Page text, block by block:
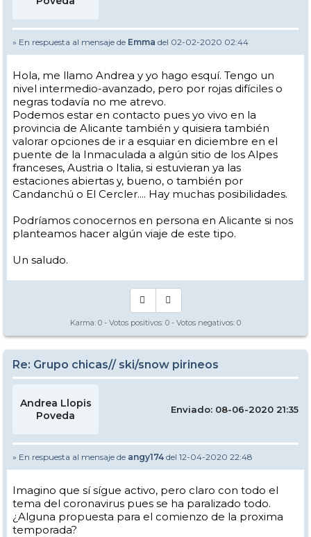
» En respuesta al mensaje de Emma del 02-02-2020 02:44
Hola, me llamo Andrea y yo hago esquí. Tengo un
nivel intermedio-avanzado, pero por rojas difíciles o
negras todavía no me atrevo.
Podemos estar en contacto pues yo vivo en la
provincia de Alicante también y quisiera también
valorar opciones de ir a esquiar en diciembre en el
puente de la Inmaculada a algún sitio de los Alpes
franceses, Austria o Italia, si estuvieran ya las
estaciones abiertas y, bueno, o también por
Candanchú o El Cercler.... Hay muchas posibilidades.
Podríamos conocernos en persona en Alicante si nos
planteamos hacer algún viaje de este tipo.
Un saludo.
Karma: 0 - Votos positivos: 0 - Votos negativos: 0
Re: Grupo chicas// ski/snow pirineos
Andrea Llopis
Poveda
Enviado: 08-06-2020 21:35
» En respuesta al mensaje de angy174 del 12-04-2020 22:48
Imagino que sí sígue activo, pero claro con todo el
tema del coronavirus pues se ha paralizado todo.
¿Alguna propuesta para el comienzo de la proxima
temporada?